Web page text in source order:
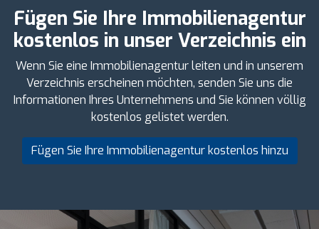
Fügen Sie Ihre Immobilienagentur
kostenlos in unser Verzeichnis ein
Wenn Sie eine Immobilienagentur leiten und in unserem
Verzeichnis erscheinen möchten, senden Sie uns die
Informationen Ihres Unternehmens und Sie können völlig
kostenlos gelistet werden.
Fügen Sie Ihre Immobilienagentur kostenlos hinzu